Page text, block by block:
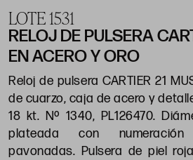
LOTE 1531
RELOJ DE PULSERA
EN ACERO Y ORO
Reloj de pulsera CARTIER 21
de cuarzo, caja de acero y
18 kt. Nº 1340, PL126470.
plateada con
pavonadas. Pulsera de piel